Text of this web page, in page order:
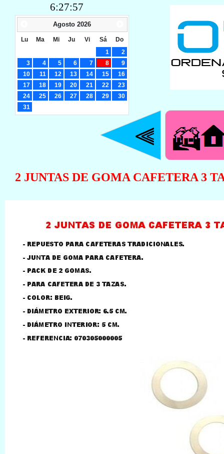
957156032
2 JUNTAS DE GOMA CAFETERA 3
6:27:58
Agosto 2026
Lu Ma Mi Ju Vi Sá
Do
1
2
3
4 5 6 7 8
9
10
11 12 13 14 15
16
17
18 19 20 21 22
23
24
25 26 27 28 29
30
31